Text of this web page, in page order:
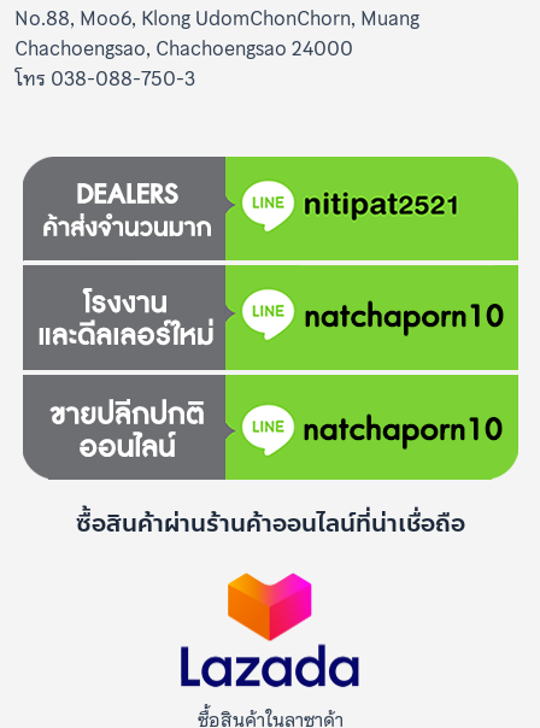
No.88, Moo6, Klong UdomChonChorn, Muang
Chachoengsao, Chachoengsao 24000
โทร 038-088-750-3
ซื้อสินค้าผ่านร้านค้าออนไลน์ที่น่าเชื่อถือ
ซื้อสินค้าในลาซาด้า